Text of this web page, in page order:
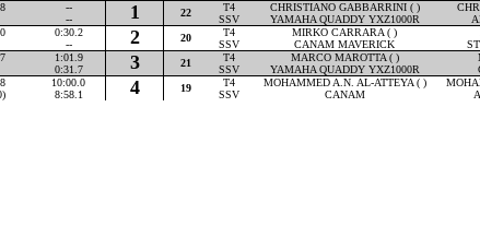
-- 1 22 T4 CHRISTIANO GABBARRINI ( )
-- SSV YAMAHA QUADDY YXZ1000R
0:30.2 2 20 T4 MIRKO CARRARA ( )
-- SSV CANAM MAVERICK
1:01.9 3 21 T4 MARCO MAROTTA ( )
0:31.7 SSV YAMAHA QUADDY YXZ1000R
10:00.0 4 19 T4 MOHAMMED A.N. AL-ATTEYA ( )
8:58.1 SSV CANAM